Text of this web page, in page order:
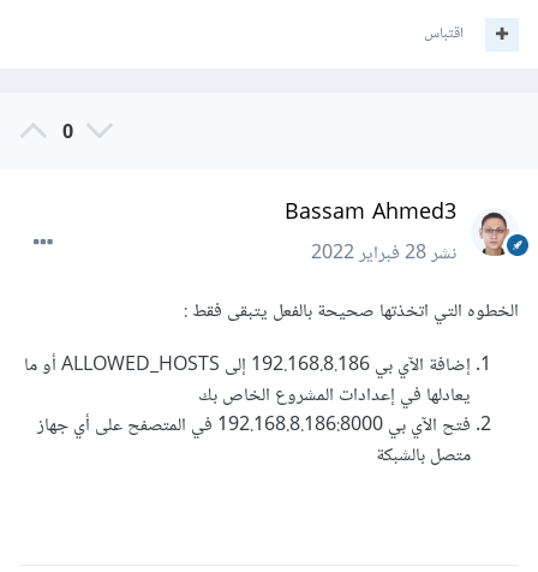
الموقع الخاص بك بسهوله
تطوير أو تقنيه لآخرى لكنها نفس الفكره العامه مع اختلاف الأسطر
التي تكتب لتأتي بنفس النتيجه
* لا تنسى مراجعة الصور بالمرفقات
اقتباس
0
Bassam Ahmed3
نشر28 فبراير 2022
الخطوه التي اتخذتها صحيحة بالفعل يتبقى فقط :
إضافة الآي بي 192.168.8.186 إلى ALLOWED_HOSTS أو ما
يعادلها في إعدادات المشروع الخاص بك
فتح الآي بي 192.168.8.186:8000 في المتصفح على أي جهاز
متصل بالشبكة